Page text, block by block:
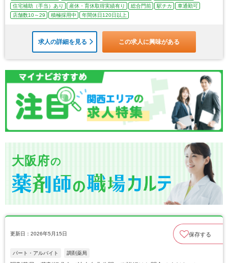
住宅補助（手当）あり
産休・育休取得実績有り 総合門前 駅チカ
車通勤可
店舗数10～29
積極採用中 年間休日120日以上
求人の詳細を見る この求人に興味がある
大阪府の
更新日：2026年5月15日 保存する
パート・アルバイト 調剤薬局